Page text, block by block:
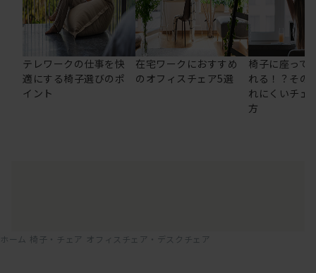
テレワークの仕事を快
適にする椅子選びのポ
イント
在宅ワークにおすすめ
のオフィスチェア5選
椅子に座って
れる！？その
れにくいチェ
方
ホーム 椅子・チェア オフィスチェア・デスクチェア